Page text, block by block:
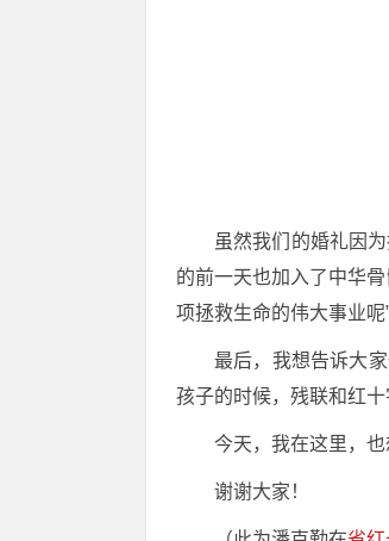
虽然我们的婚礼因
的前一天也加入了中华
项拯救生命的伟大事业呢”
最后，我想告诉大
孩子的时候，残联和红
今天，我在这里，
谢谢大家！